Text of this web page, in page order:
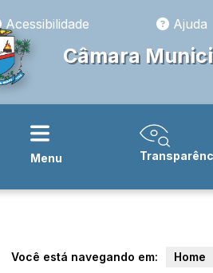
Acessibilidade Ajuda
Câmara
Menu
Você está navegando em: Home